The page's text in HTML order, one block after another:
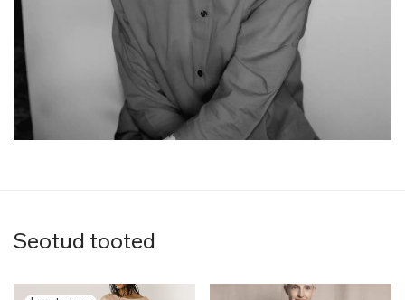
Seotud tooted